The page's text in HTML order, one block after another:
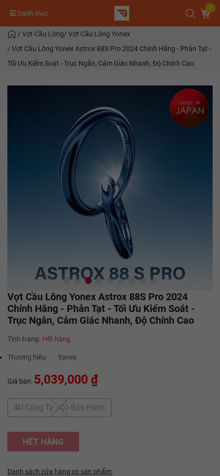
Danh mục
0
/ Vợt Cầu Lông/ Vợt Cầu Lông Yonex
/ Vợt Cầu Lông Yonex Astrox 88S Pro 2024 Chính Hãng - Phản Tạt -
Tối Ưu Kiểm Soát - Trục Ngắn, Cảm Giác Nhanh, Độ Chính Cao
Vợt Cầu Lông Yonex Astrox 88S Pro 2024
Chính Hãng - Phản Tạt - Tối Ưu Kiểm Soát -
Trục Ngắn, Cảm Giác Nhanh, Độ Chính Cao
Tình trạng: Hết hàng
Thương hiệu: Yonex
Giá bán: 5,039,000 ₫
4U Công Ty - Có Bảo Hành
HẾT HÀNG
Danh sách cửa hàng có sản phẩm: